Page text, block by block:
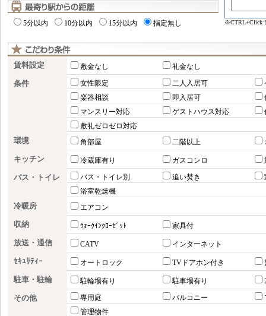
5分以内 10分以内 15分以内 指定無し ※CTRL+Click
賃料設定 敷金なし 礼金なし
条件 女性限定 二人入居可
楽器相談
即入居可
マンスリー対応
ゲストハウス対応
敷礼ゼロゼロ対応
環境 角部屋 二階以上
キッチン 冷蔵庫有り ガスコンロ
バス・トイレ バス・トイレ別 追い焚き
浴室乾燥機
冷暖房 エアコン
収納 ｳｫｰｸｲﾝｸﾛｰｾﾞｯﾄ 家具付
放送・通信 CATV インターネット
ｾｷｭﾘﾃｨｰ オートロック TVドアホン付き
駐車・駐輪 駐輪場有り 駐車場有り
その他 専用庭 バルコニー
管理物件